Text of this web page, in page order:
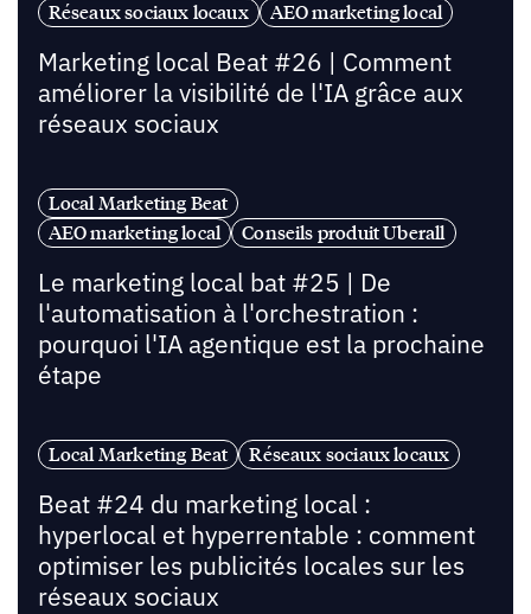
Réseaux sociaux locaux
AEO marketing local
Marketing local Beat #26 | Comment
améliorer la visibilité de l'IA grâce aux
réseaux sociaux
Local Marketing Beat
AEO marketing local
Conseils produit Uberall
Le marketing local bat #25 | De
l'automatisation à l'orchestration :
pourquoi l'IA agentique est la prochaine
étape
Local Marketing Beat Réseaux sociaux locaux
Beat #24 du marketing local :
hyperlocal et hyperrentable : comment
optimiser les publicités locales sur les
réseaux sociaux